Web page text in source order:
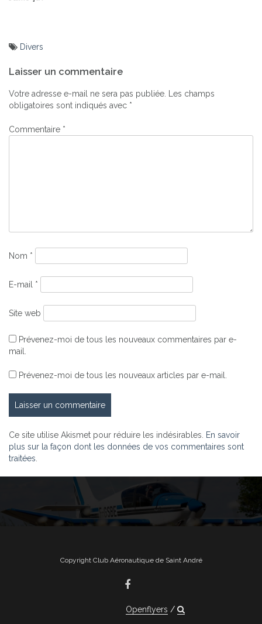
Divers
de
l’article
Laisser un commentaire
Votre adresse e-mail ne sera pas publiée. Les champs
obligatoires sont indiqués avec *
Commentaire *
Nom *
E-mail *
Site web
Prévenez-moi de tous les nouveaux commentaires par e-
mail.
Prévenez-moi de tous les nouveaux articles par e-mail.
Ce site utilise Akismet pour réduire les indésirables. En savoir
plus sur la façon dont les données de vos commentaires sont
traitées.
Copyright Club Aéronautique de Saint André
Openflyers